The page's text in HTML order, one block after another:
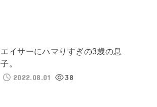
エイサーにハマりすぎの3歳の息
子。
2022.08.01
38